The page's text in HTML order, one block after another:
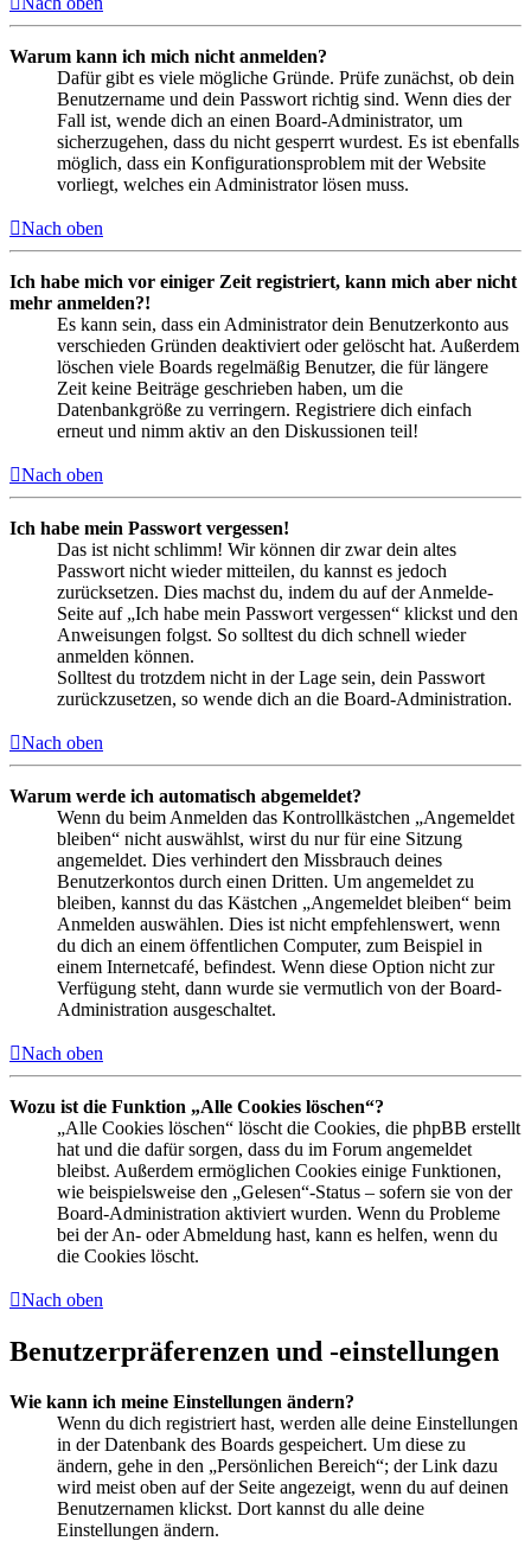
Warum kann ich mich nicht anmelden?
Dafür gibt es viele mögliche Gründe. Prüfe zunächst, ob dein
Benutzername und dein Passwort richtig sind. Wenn dies der
Fall ist, wende dich an einen Board-Administrator, um
sicherzugehen, dass du nicht gesperrt wurdest. Es ist ebenfalls
möglich, dass ein Konfigurationsproblem mit der Website
vorliegt, welches ein Administrator lösen muss.
Nach oben
Ich habe mich vor einiger Zeit registriert, kann mich aber nicht
mehr anmelden?!
Es kann sein, dass ein Administrator dein Benutzerkonto aus
verschieden Gründen deaktiviert oder gelöscht hat. Außerdem
löschen viele Boards regelmäßig Benutzer, die für längere
Zeit keine Beiträge geschrieben haben, um die
Datenbankgröße zu verringern. Registriere dich einfach
erneut und nimm aktiv an den Diskussionen teil!
Nach oben
Ich habe mein Passwort vergessen!
Das ist nicht schlimm! Wir können dir zwar dein altes
Passwort nicht wieder mitteilen, du kannst es jedoch
zurücksetzen. Dies machst du, indem du auf der Anmelde-
Seite auf „Ich habe mein Passwort vergessen“ klickst und den
Anweisungen folgst. So solltest du dich schnell wieder
anmelden können.
Solltest du trotzdem nicht in der Lage sein, dein Passwort
zurückzusetzen, so wende dich an die Board-Administration.
Nach oben
Warum werde ich automatisch abgemeldet?
Wenn du beim Anmelden das Kontrollkästchen „Angemeldet
bleiben“ nicht auswählst, wirst du nur für eine Sitzung
angemeldet. Dies verhindert den Missbrauch deines
Benutzerkontos durch einen Dritten. Um angemeldet zu
bleiben, kannst du das Kästchen „Angemeldet bleiben“ beim
Anmelden auswählen. Dies ist nicht empfehlenswert, wenn
du dich an einem öffentlichen Computer, zum Beispiel in
einem Internetcafé, befindest. Wenn diese Option nicht zur
Verfügung steht, dann wurde sie vermutlich von der Board-
Administration ausgeschaltet.
Nach oben
Wozu ist die Funktion „Alle Cookies löschen“?
„Alle Cookies löschen“ löscht die Cookies, die phpBB erstellt
hat und die dafür sorgen, dass du im Forum angemeldet
bleibst. Außerdem ermöglichen Cookies einige Funktionen,
wie beispielsweise den „Gelesen“-Status – sofern sie von der
Board-Administration aktiviert wurden. Wenn du Probleme
bei der An- oder Abmeldung hast, kann es helfen, wenn du
die Cookies löscht.
Nach oben
Benutzerpräferenzen und -einstellungen
Wie kann ich meine Einstellungen ändern?
Wenn du dich registriert hast, werden alle deine Einstellungen
in der Datenbank des Boards gespeichert. Um diese zu
ändern, gehe in den „Persönlichen Bereich“; der Link dazu
wird meist oben auf der Seite angezeigt, wenn du auf deinen
Benutzernamen klickst. Dort kannst du alle deine
Einstellungen ändern.